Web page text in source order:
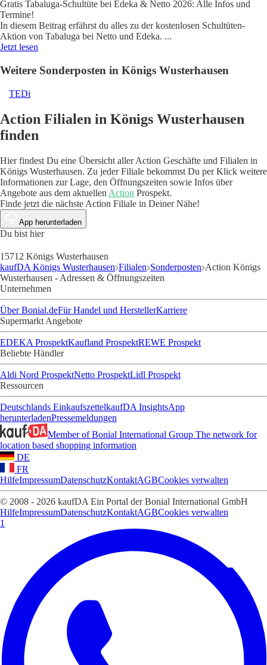
Gratis Tabaluga-Schultüte bei Edeka & Netto 2026: Alle Infos und
Termine!
In diesem Beitrag erfährst du alles zu der kostenlosen Schultüten-
Aktion von Tabaluga bei Netto und Edeka. ...
Jetzt lesen
Weitere Sonderposten in Königs Wusterhausen
TEDi
Action Filialen in Königs Wusterhausen
finden
Hier findest Du eine Übersicht aller Action Geschäfte und Filialen in
Königs Wusterhausen. Zu jeder Filiale bekommst Du per Klick weitere
Informationen zur Lage, den Öffnungszeiten sowie Infos über
Angebote aus dem aktuellen Action Prospekt.
Finde jetzt die nächste Action Filiale in Deiner Nähe!
App herunterladen
Du bist hier
15712 Königs Wusterhausen
kaufDA Königs Wusterhausen Filialen Sonderposten Action Königs
Wusterhausen - Adressen & Öffnungszeiten
Unternehmen
Über Bonial.deFür Handel und HerstellerKarriere
Supermarkt Angebote
EDEKA ProspektKaufland ProspektREWE Prospekt
Beliebte Händler
Aldi Nord ProspektNetto ProspektLidl Prospekt
Ressourcen
Deutschlands EinkaufszettelkaufDA InsightsApp
herunterladenPressemeldungen
Member of Bonial International Group The network for
location based shopping information
DE
FR
HilfeImpressumDatenschutzKontaktAGBCookies verwalten
© 2008 - 2026 kaufDA Ein Portal der Bonial International GmbH
HilfeImpressumDatenschutzKontaktAGBCookies verwalten
1